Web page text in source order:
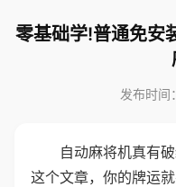
零基础学!普通免安
发布时
自动麻将机真有
这个文章，你的牌运就